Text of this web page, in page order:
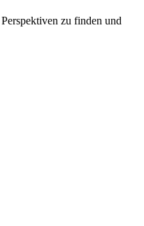
zu finden und